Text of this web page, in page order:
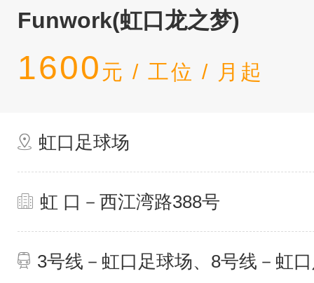
Funwork(虹口龙之梦)
1600 元 / 工位 / 月起
虹口足球场
虹 口－西江湾路388号
3号线－虹口足球场、8号线－虹